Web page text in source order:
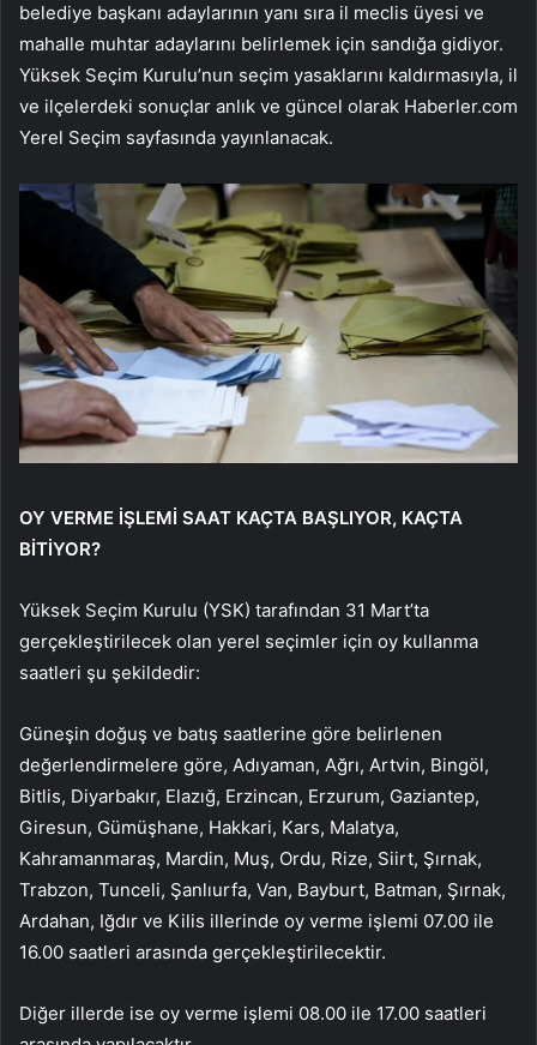
belediye başkanı adaylarının yanı sıra il meclis üyesi ve
mahalle muhtar adaylarını belirlemek için sandığa gidiyor.
Yüksek Seçim Kurulu’nun seçim yasaklarını kaldırmasıyla, il
ve ilçelerdeki sonuçlar anlık ve güncel olarak Haberler.com
Yerel Seçim sayfasında yayınlanacak.
OY VERME İŞLEMİ SAAT KAÇTA BAŞLIYOR, KAÇTA
BİTİYOR?
Yüksek Seçim Kurulu (YSK) tarafından 31 Mart’ta
gerçekleştirilecek olan yerel seçimler için oy kullanma
saatleri şu şekildedir:
Güneşin doğuş ve batış saatlerine göre belirlenen
değerlendirmelere göre, Adıyaman, Ağrı, Artvin, Bingöl,
Bitlis, Diyarbakır, Elazığ, Erzincan, Erzurum, Gaziantep,
Giresun, Gümüşhane, Hakkari, Kars, Malatya,
Kahramanmaraş, Mardin, Muş, Ordu, Rize, Siirt, Şırnak,
Trabzon, Tunceli, Şanlıurfa, Van, Bayburt, Batman, Şırnak,
Ardahan, Iğdır ve Kilis illerinde oy verme işlemi 07.00 ile
16.00 saatleri arasında gerçekleştirilecektir.
Diğer illerde ise oy verme işlemi 08.00 ile 17.00 saatleri